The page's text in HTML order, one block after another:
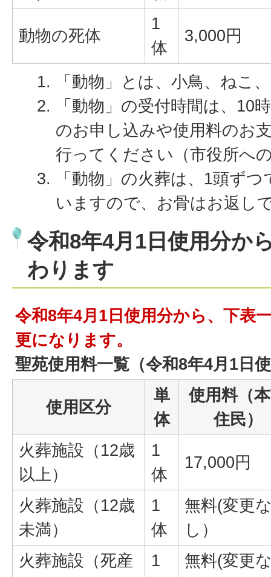
動物の死体
1
体
3,000円
「動物」とは、小鳥、ねこ
「動物」の受付時間は、10
のお申し込みや使用料のお
行ってください（市役所へ
「動物」の火葬は、1頭ず
いますので、お骨はお返し
令和8年4月1日使用分か
わります
令和8年4月1日使用分から、下表
更になります。
聖苑使用料一覧（令和8年4月1日
使用区分
単
体
使用料（
住民）
火葬施設（12歳
以上）
1
体
17,000円
火葬施設（12歳
未満）
1
体
無料(変更
し）
火葬施設（死産
1
無料(変更